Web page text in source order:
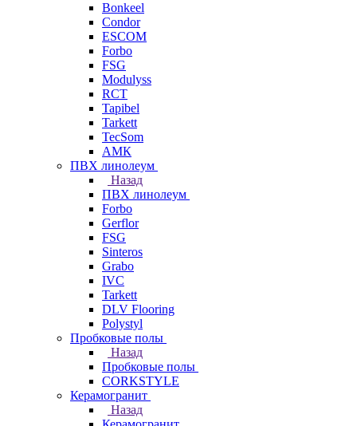
Bonkeel
Condor
ESCOM
Forbo
FSG
Modulyss
RCT
Tapibel
Tarkett
TecSom
АМК
ПВХ линолеум
Назад
ПВХ линолеум
Forbo
Gerflor
FSG
Sinteros
Grabo
IVC
Tarkett
DLV Flooring
Polystyl
Пробковые полы
Назад
Пробковые полы
CORKSTYLE
Керамогранит
Назад